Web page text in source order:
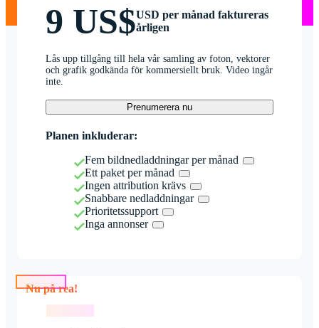
9 US$USD per månad faktureras
årligen
Lås upp tillgång till hela vår samling av foton, vektorer
och grafik godkända för kommersiellt bruk. Video ingår
inte.
Prenumerera nu
Planen inkluderar:
Fem bildnedladdningar per månad
Ett paket per månad
Ingen attribution krävs
Snabbare nedladdningar
Prioritetssupport
Inga annonser
Nu på rea!